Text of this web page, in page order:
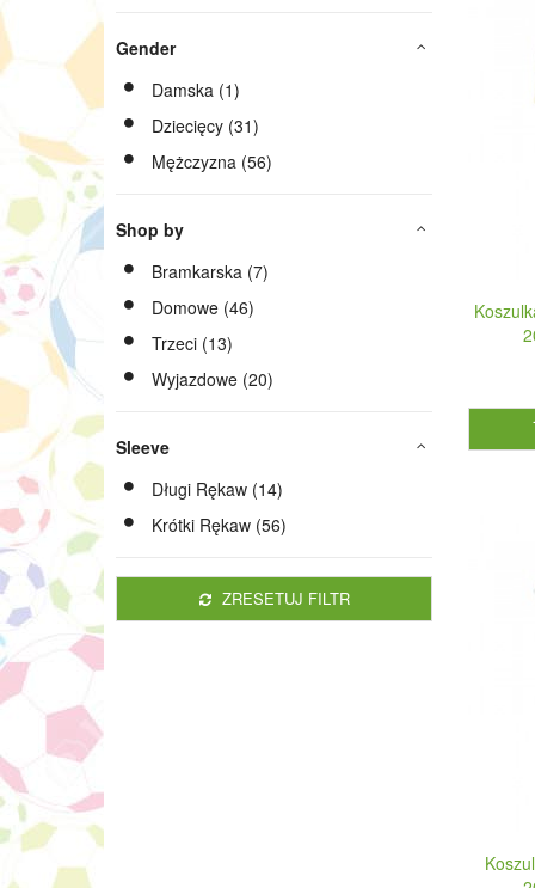
Gender
Damska (1)
Dziecięcy (31)
Mężczyzna (56)
Shop by
Bramkarska (7)
Domowe (46)
Trzeci (13)
Wyjazdowe (20)
Sleeve
Długi Rękaw (14)
Krótki Rękaw (56)
ZRESETUJ FILTR